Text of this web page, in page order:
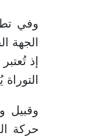
وفي
الجهة
إذ
وقبيل
حركة